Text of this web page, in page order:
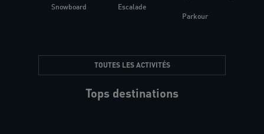
Snowboard Escalade
Parkour
TOUTES LES ACTIVITÉS
Tops destinations